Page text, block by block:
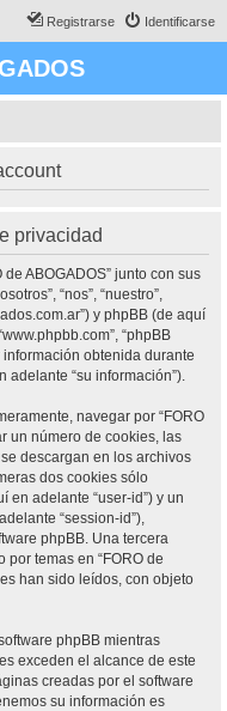
Identificarse
Registrarse
privacidad
ABOGADOS” junto con sus
“nos”, “nuestro”,
y phpBB (de aquí
“phpBB
información obtenida durante
“su información”).
navegar por “FORO
un número de cookies, las
descargan en los archivos
dos cookies sólo
en adelante “user-id”) y un
“session-id”),
phpBB. Una tercera
temas en “FORO de
han sido leídos, con objeto
phpBB mientras
exceden el alcance de este
creadas por el software
su información es